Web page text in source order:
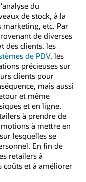
du
de stock, à la
marketing, etc. Par
de diverses
des clients, les
de PDV, les
précieuses sur
clients pour
mais aussi
et même
et en ligne.
à prendre de
à mettre en
lesquelles se
En fin de
retailers à
coûts et à améliorer